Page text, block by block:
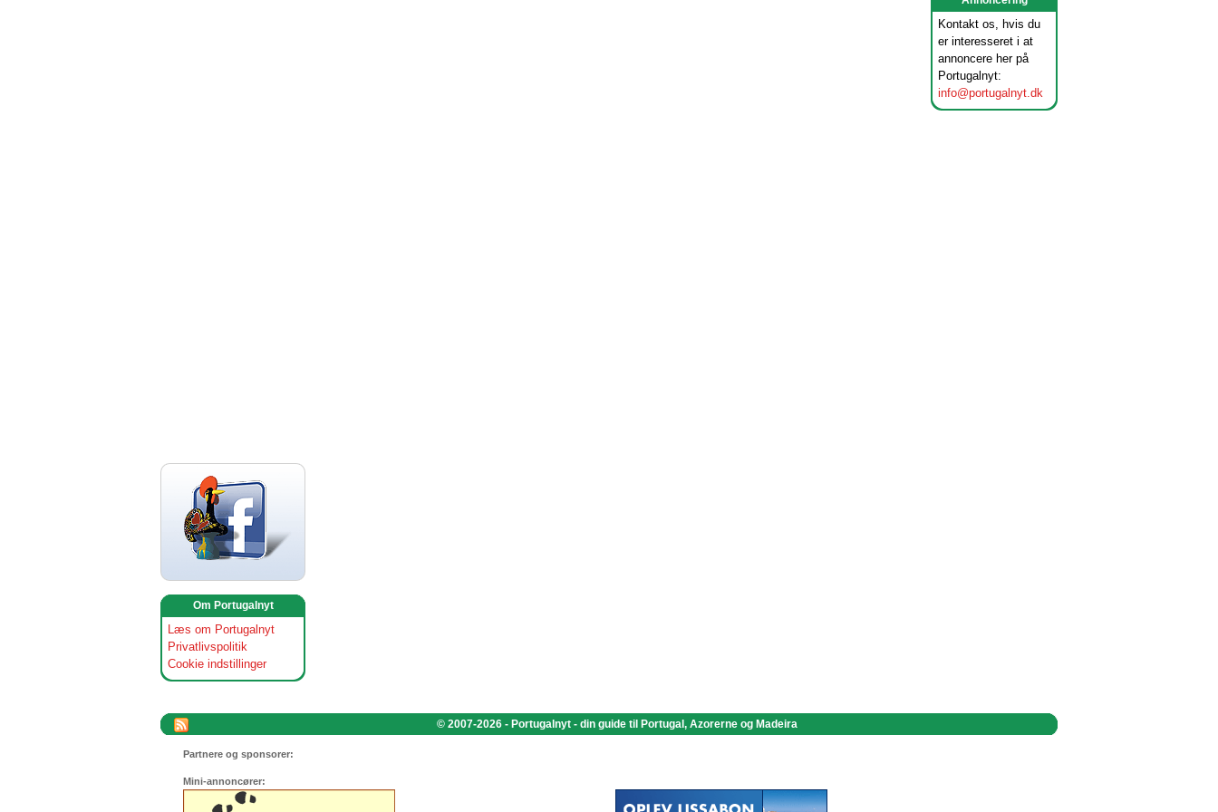
Kontakt os, hvis du
er interesseret i at
annoncere her på
Portugalnyt:
info@portugalnyt.dk
Om Portugalnyt
Læs om Portugalnyt
Privatlivspolitik
Cookie indstillinger
© 2007-2026 - Portugalnyt - din guide til Portugal, Azorerne og Madeira
Partnere og sponsorer:
Mini-annoncører: